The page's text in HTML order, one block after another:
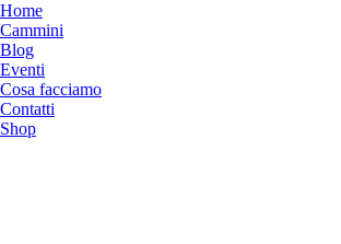
Home
Cammini
Blog
Eventi
Cosa facciamo
Contatti
Shop